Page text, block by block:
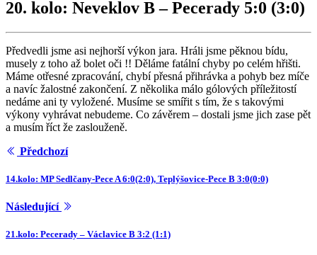
20. kolo: Neveklov B – Pecerady 5:0 (3:0)
Předvedli jsme asi nejhorší výkon jara. Hráli jsme pěknou bídu,
musely z toho až bolet oči !! Děláme fatální chyby po celém hřišti.
Máme otřesné zpracování, chybí přesná přihrávka a pohyb bez míče
a navíc žalostné zakončení. Z několika málo gólových příležitostí
nedáme ani ty vyložené. Musíme se smířit s tím, že s takovými
výkony vyhrávat nebudeme. Co závěrem – dostali jsme jich zase pět
a musím říct že zaslouženě.
Předchozí
14.kolo: MP Sedlčany-Pece A 6:0(2:0), Teplýšovice-Pece B 3:0(0:0)
Následující
21.kolo: Pecerady – Václavice B 3:2 (1:1)